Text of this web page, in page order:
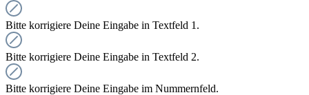
Bitte korrigiere Deine Eingabe in Textfeld 1.
Bitte korrigiere Deine Eingabe in Textfeld 2.
Bitte korrigiere Deine Eingabe im Nummernfeld.